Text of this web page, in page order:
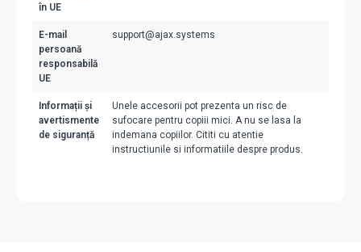
în UE
E-mail
persoană
responsabilă
UE
support@ajax.systems
Informații și
avertismente
de siguranță
Unele accesorii pot prezenta un risc de
sufocare pentru copiii mici. A nu se lasa la
indemana copiilor. Cititi cu atentie
instructiunile si informatiile despre produs.